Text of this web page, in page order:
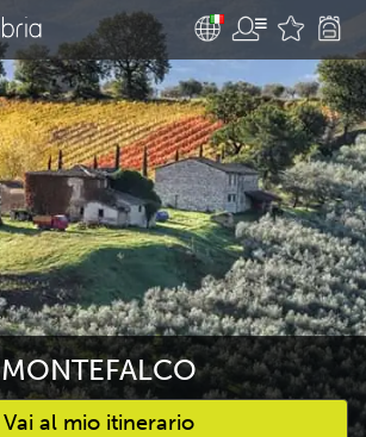
MONTEFALCO
Vai al mio itinerario